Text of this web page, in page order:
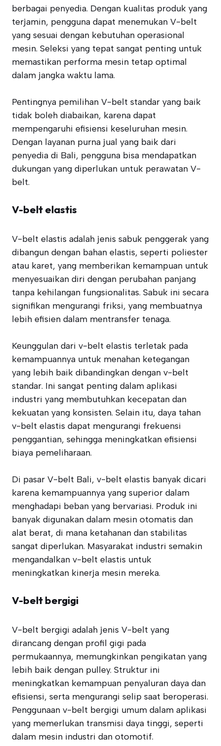
berbagai penyedia. Dengan kualitas produk yang
terjamin, pengguna dapat menemukan V-belt
yang sesuai dengan kebutuhan operasional
mesin. Seleksi yang tepat sangat penting untuk
memastikan performa mesin tetap optimal
dalam jangka waktu lama.
Pentingnya pemilihan V-belt standar yang baik
tidak boleh diabaikan, karena dapat
mempengaruhi efisiensi keseluruhan mesin.
Dengan layanan purna jual yang baik dari
penyedia di Bali, pengguna bisa mendapatkan
dukungan yang diperlukan untuk perawatan V-
belt.
V-belt elastis
V-belt elastis adalah jenis sabuk penggerak yang
dibangun dengan bahan elastis, seperti poliester
atau karet, yang memberikan kemampuan untuk
menyesuaikan diri dengan perubahan panjang
tanpa kehilangan fungsionalitas. Sabuk ini secara
signifikan mengurangi friksi, yang membuatnya
lebih efisien dalam mentransfer tenaga.
Keunggulan dari v-belt elastis terletak pada
kemampuannya untuk menahan ketegangan
yang lebih baik dibandingkan dengan v-belt
standar. Ini sangat penting dalam aplikasi
industri yang membutuhkan kecepatan dan
kekuatan yang konsisten. Selain itu, daya tahan
v-belt elastis dapat mengurangi frekuensi
penggantian, sehingga meningkatkan efisiensi
biaya pemeliharaan.
Di pasar V-belt Bali, v-belt elastis banyak dicari
karena kemampuannya yang superior dalam
menghadapi beban yang bervariasi. Produk ini
banyak digunakan dalam mesin otomatis dan
alat berat, di mana ketahanan dan stabilitas
sangat diperlukan. Masyarakat industri semakin
mengandalkan v-belt elastis untuk
meningkatkan kinerja mesin mereka.
V-belt bergigi
V-belt bergigi adalah jenis V-belt yang
dirancang dengan profil gigi pada
permukaannya, memungkinkan pengikatan yang
lebih baik dengan pulley. Struktur ini
meningkatkan kemampuan penyaluran daya dan
efisiensi, serta mengurangi selip saat beroperasi.
Penggunaan v-belt bergigi umum dalam aplikasi
yang memerlukan transmisi daya tinggi, seperti
dalam mesin industri dan otomotif.